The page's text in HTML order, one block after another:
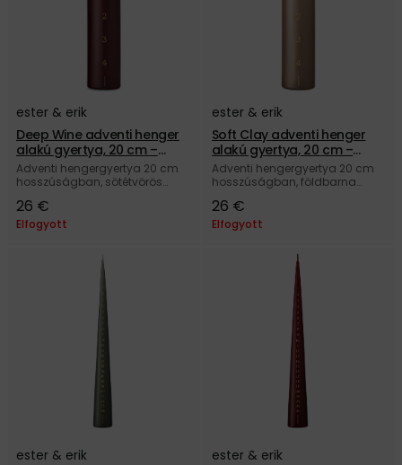
ester & erik
Deep Wine adventi henger
alakú gyertya, 20 cm –
sötétvörös
Adventi hengergyertya 20 cm
hosszúságban, sötétvörös
márkától.
26 €
Elfogyott
ester & erik
Soft Clay adventi henger
alakú gyertya, 20 cm –
barna
Adventi hengergyertya 20 cm
hosszúságban, földbarna
márkától.
26 €
Elfogyott
ester & erik
ester & erik